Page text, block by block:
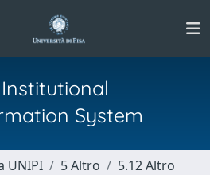
Institutional
System
UNIPI 5 Altro 5.12 Altro